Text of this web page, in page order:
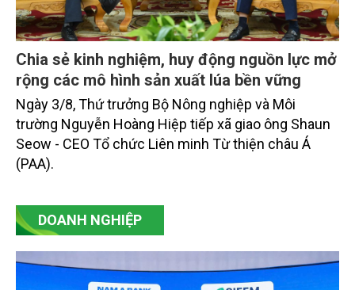
Chia sẻ kinh nghiệm, huy động nguồn lực mở
rộng các mô hình sản xuất lúa bền vững
Ngày 3/8, Thứ trưởng Bộ Nông nghiệp và Môi
trường Nguyễn Hoàng Hiệp tiếp xã giao ông Shaun
Seow - CEO Tổ chức Liên minh Từ thiện châu Á
(PAA).
DOANH NGHIỆP